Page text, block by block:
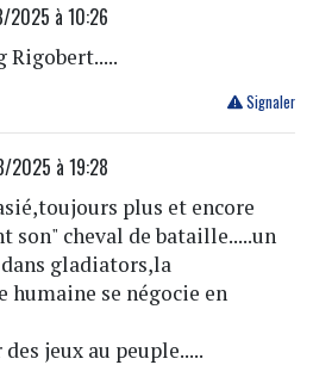
à 10:26
Rigobert.....
Signaler
à 19:28
plus et encore
son" cheval de bataille.....un
gladiators,la
humaine se négocie en
jeux au peuple.....